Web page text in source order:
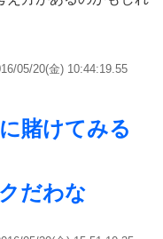
05/20(金) 10:44:19.55
賭けてみる
だわな